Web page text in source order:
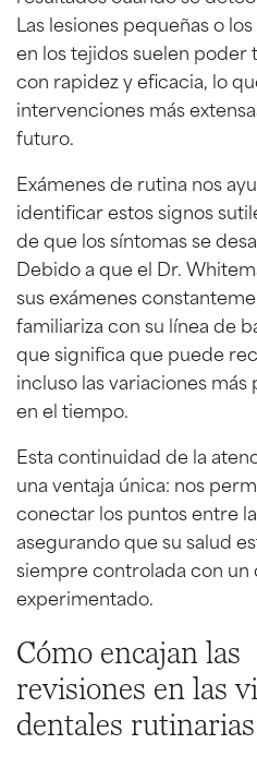
Las lesiones pequeñas o
en los tejidos suelen poder
con rapidez y eficacia, lo
intervenciones más
futuro.
Exámenes de rutina nos
identificar estos signos
de que los síntomas se
Debido a que el Dr.
sus exámenes
familiariza con su línea de
que significa que puede
incluso las variaciones más
en el tiempo.
Esta continuidad de la
una ventaja única: nos
conectar los puntos entre
asegurando que su salud
siempre controlada con un
experimentado.
Cómo encajan las
revisiones en las
dentales rutinarias